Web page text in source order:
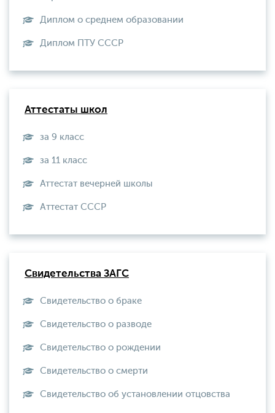
Диплом о среднем образовании
Диплом ПТУ СССР
Аттестаты школ
за 9 класс
за 11 класс
Аттестат вечерней школы
Aттестат СССР
Свидетельства ЗАГС
Свидетельство о браке
Свидетельство о разводе
Свидетельство о рождении
Свидетельство о смерти
Свидетельство об установлении отцовства